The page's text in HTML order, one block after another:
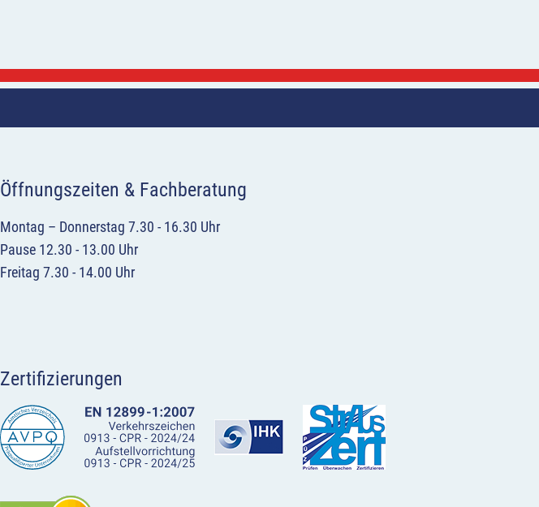
Öffnungszeiten & Fachberatung
Montag – Donnerstag 7.30 - 16.30 Uhr
Pause 12.30 - 13.00 Uhr
Freitag 7.30 - 14.00 Uhr
Zertifizierungen